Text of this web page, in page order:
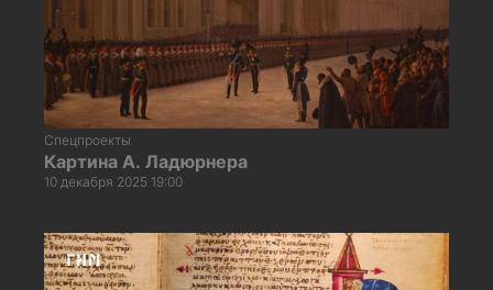
Спецпроекты
Картина А. Ладюрнера
10 декабря 2025 19:00